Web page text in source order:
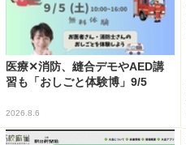
医療✕消防、縫合デモやAED講
習も「おしごと体験博」9/5
2026.8.6